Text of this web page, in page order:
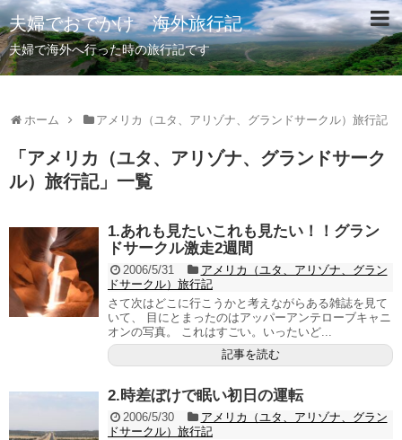
夫婦でおでかけ 海外旅行記
夫婦で海外へ行った時の旅行記です
ホーム アメリカ（ユタ、アリゾナ、グランドサークル）旅行記
「 アメリカ（ユタ、アリゾナ、グランドサーク
ル）旅行記」 一覧
1.あれも見たいこれも見たい！！グラン
ドサークル激走2週間
2006/5/31
アメリカ（ユタ、アリゾナ、グラン
ドサークル）旅行記
さて次はどこに行こうかと考えながらある雑誌を見て
いて、 目にとまったのはアッパーアンテローブキャニ
オンの写真。 これはすごい。いったいど...
記事を読む
2.時差ぼけで眠い初日の運転
2006/5/30
アメリカ（ユタ、アリゾナ、グラン
ドサークル）旅行記